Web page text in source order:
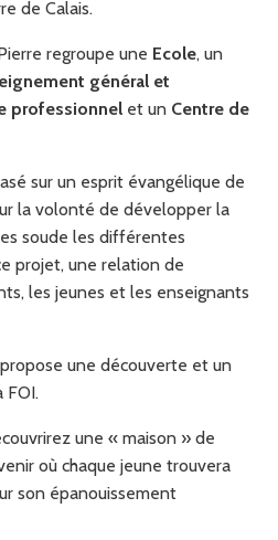
de Calais.
regroupe une Ecole, un
général et
professionnel et un Centre de
sur un esprit évangélique de
la volonté de développer la
soude les différentes
projet, une relation de
les jeunes et les enseignants
une découverte et un
FOI.
une « maison » de
où chaque jeune trouvera
son épanouissement